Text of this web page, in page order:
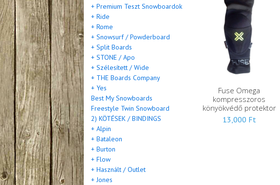
Fuse Omega
kompresszoros
könyökvédő protektor
13,000 Ft
+ Premium Teszt Snowboardok
+ Ride
+ Rome
+ Snowsurf / Powderboard
+ Split Boards
+ STONE / Apo
+ Szélesített / Wide
+ THE Boards Company
+ Yes
Best My Snowboards
Freestyle Twin Snowboard
2) KÖTÉSEK / BINDINGS
+ Alpin
+ Bataleon
+ Burton
+ Flow
+ Használt / Outlet
+ Jones